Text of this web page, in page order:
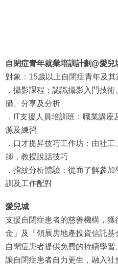
自閉症青年就業培訓計劃@愛兒
對象：15歲以上自閉症青年及其
．攝影課程：認識攝影入門技
攝、分享及分析
．IT支援人員培訓班：職業講
源及練習
．口才提昇技巧工作坊：由社
師，教授說話技巧
．指紋分析體驗：從而了解參
訓及工作配對
愛兒城
支援自閉症患者的慈善機構，
金」及「領展房地產投資信託
自閉症患者提供免費的持續學習
讓自閉症患者自力更生，融入